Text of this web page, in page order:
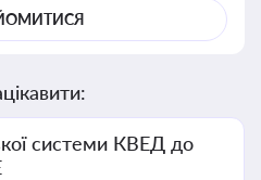
системи КВЕД до